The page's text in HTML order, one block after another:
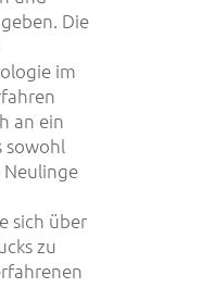
Die
im
an ein
sowohl
Neulinge
sich über
zu